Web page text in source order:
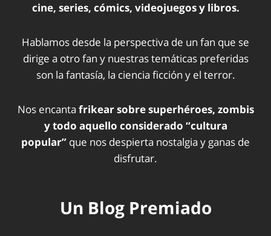
cine, series, cómics, videojuegos y libros.
Hablamos desde la perspectiva de un fan que se
dirige a otro fan y nuestras temáticas preferidas
son la fantasía, la ciencia ficción y el terror.
Nos encanta frikear sobre superhéroes, zombis
y todo aquello considerado “cultura
popular” que nos despierta nostalgia y ganas de
disfrutar.
Un Blog Premiado